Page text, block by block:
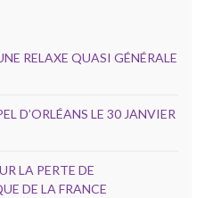
RELAXE QUASI GÉNÉRALE
D’ORLÉANS LE 30 JANVIER
LA PERTE DE
DE LA FRANCE